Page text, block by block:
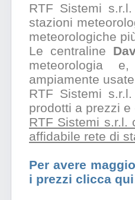
RTF Sistemi
stazioni
meteorologiche
Le centraline
meteorologia
ampiamente
RTF Sistemi
prodotti a prezzi
RTF Sistemi s.r.l.
affidabile rete di
Per avere
i prezzi clicca qui